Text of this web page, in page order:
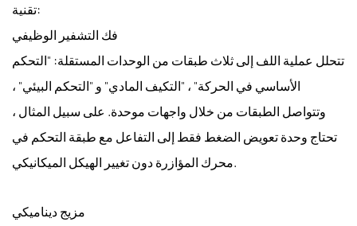
تقنية:
فك التشفير الوظيفي
تتحلل عملية اللف إلى ثلاث طبقات من الوحدات المستقلة: "التحكم
الأساسي في الحركة" ، "التكيف المادي" و "التحكم البيئي" ،
وتتواصل الطبقات من خلال واجهات موحدة. على سبيل المثال ،
تحتاج وحدة تعويض الضغط فقط إلى التفاعل مع طبقة التحكم في
مزيج ديناميكي